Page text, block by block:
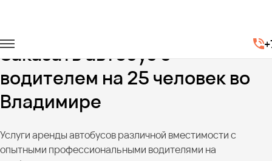
Заказать автобус с
водителем на 25 человек во
Владимире
Услуги аренды автобусов различной вместимости с
опытными профессиональными водителями на